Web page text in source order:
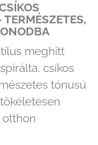
meghitt
csíkos
tónusú
otthon